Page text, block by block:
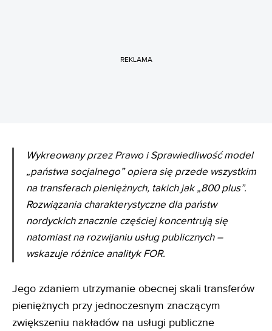
REKLAMA
Wykreowany przez Prawo i Sprawiedliwość model
„państwa socjalnego” opiera się przede wszystkim
na transferach pieniężnych, takich jak „800 plus”.
Rozwiązania charakterystyczne dla państw
nordyckich znacznie częściej koncentrują się
natomiast na rozwijaniu usług publicznych –
wskazuje różnice analityk FOR.
Jego zdaniem utrzymanie obecnej skali transferów
pieniężnych przy jednoczesnym znaczącym
zwiększeniu nakładów na usługi publiczne